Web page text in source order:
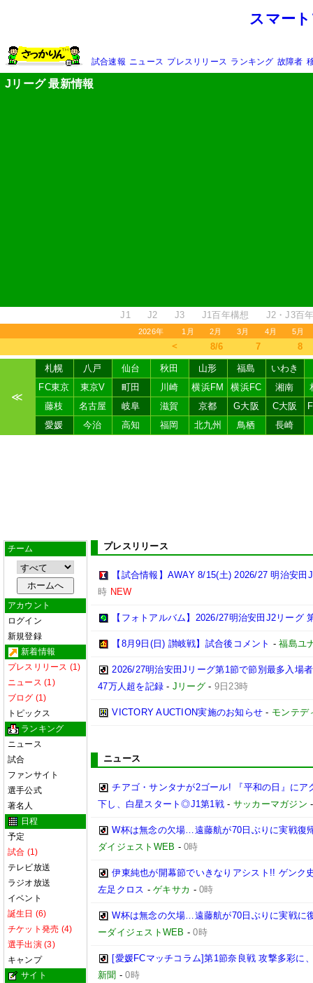
スマー
試合速報 ニュース プレスリリース ランキング 故障者
Jリーグ 最新情報
J1 J2 J3 J1百年構想 J2・J3百
2026年 1月 2月 3月 4月 5月
＜ 8/6 7 8
≪
札幌 八戸 仙台 秋田 山形 福島
いわき
FC東京
東京V 町田 川崎 横浜FM 横浜FC 湘南
藤枝
名古屋 岐阜 滋賀 京都 G大阪 C大阪
愛媛
今治 高知 福岡 北九州 鳥栖 長崎
チーム
アカウント
ログイン
新規登録
新着情報
プレスリリース (1)
ニュース (1)
ブログ (1)
トピックス
ランキング
ニュース
試合
ファンサイト
選手公式
著名人
日程
予定
試合 (1)
テレビ放送
ラジオ放送
イベント
誕生日 (6)
チケット発売 (4)
選手出演 (3)
キャンプ
サイト
プレスリリース
【試合情報】AWAY 8/15(土) 2026/27 明治安
時 NEW
【フォトアルバム】2026/27明治安田J2リーグ
【8月9日(日) 讃岐戦】試合後コメント -福島ユ
2026/27明治安田Jリーグ第1節で節別最多入場
47万人超を記録 - Jリーグ - 9日23時
VICTORY AUCTION実施のお知らせ - モンテデ
ニュース
チアゴ・サンタナが2ゴール! 『平和の日』に
下し、白星スタート◎J1第1戦 - サッカーマガジン
W杯は無念の欠場…遠藤航が70日ぶりに実戦復
ダイジェストWEB -0時
伊東純也が開幕節でいきなりアシスト!! ゲンク
左足クロス -ゲキサカ -0時
W杯は無念の欠場…遠藤航が70日ぶりに実戦に
ーダイジェストWEB -0時
[愛媛FCマッチコラム]第1節奈良戦 攻撃多彩に
新聞 -0時